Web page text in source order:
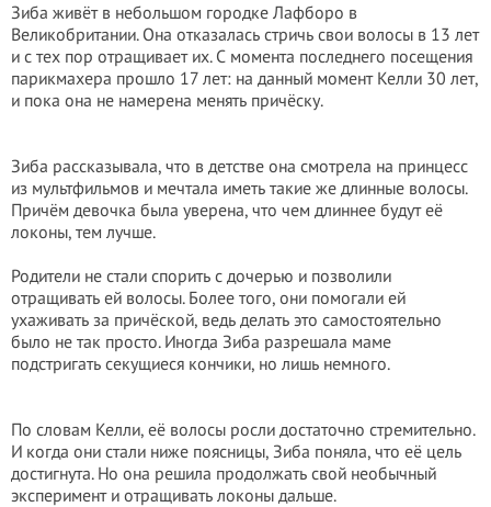
Зиба живёт в небольшом городке Лафборо в
Великобритании. Она отказалась стричь свои волосы в 13 лет
и с тех пор отращивает их. С момента последнего посещения
парикмахера прошло 17 лет: на данный момент Келли 30 лет,
и пока она не намерена менять причёску.
Зиба рассказывала, что в детстве она смотрела на принцесс
из мультфильмов и мечтала иметь такие же длинные волосы.
Причём девочка была уверена, что чем длиннее будут её
локоны, тем лучше.
Родители не стали спорить с дочерью и позволили
отращивать ей волосы. Более того, они помогали ей
ухаживать за причёской, ведь делать это самостоятельно
было не так просто. Иногда Зиба разрешала маме
подстригать секущиеся кончики, но лишь немного.
По словам Келли, её волосы росли достаточно стремительно.
И когда они стали ниже поясницы, Зиба поняла, что её цель
достигнута. Но она решила продолжать свой необычный
эксперимент и отращивать локоны дальше.